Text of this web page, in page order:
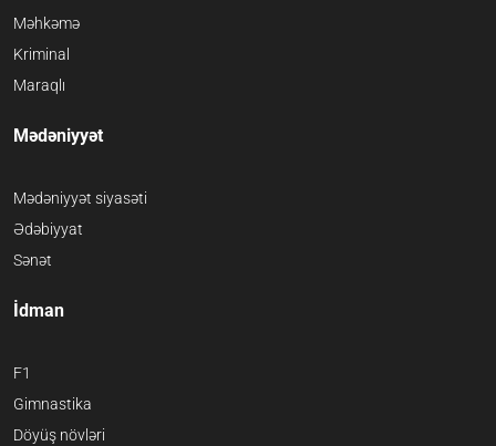
Məhkəmə
Kriminal
Maraqlı
Mədəniyyət
Mədəniyyət siyasəti
Ədəbiyyat
Sənət
İdman
F1
Gimnastika
Döyüş növləri